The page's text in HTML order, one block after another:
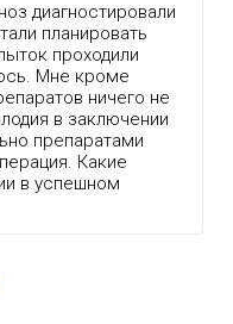
диагностировали
планировать
проходили
Мне кроме
ничего не
в заключении
препаратами
Какие
в успешном